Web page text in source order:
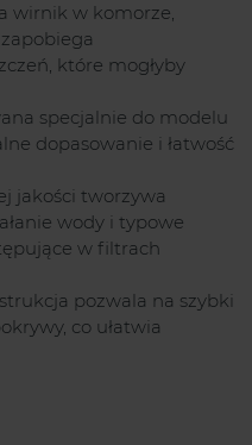
wirnik w komorze,
które mogłyby
specjalnie do modelu
dopasowanie i łatwość
jakości tworzywa
wody i typowe
w filtrach
pozwala na szybki
co ułatwia